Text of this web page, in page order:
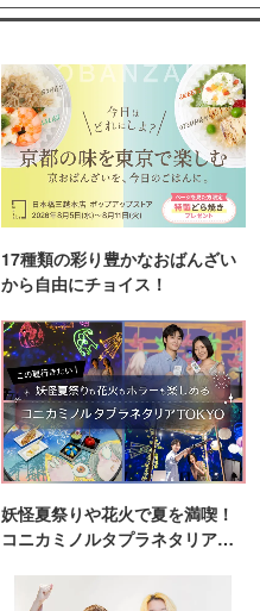
17種類の彩り豊かなおばんざい
から自由にチョイス！
妖怪夏祭りや花火で夏を満喫！
コニカミノルタプラネタリア